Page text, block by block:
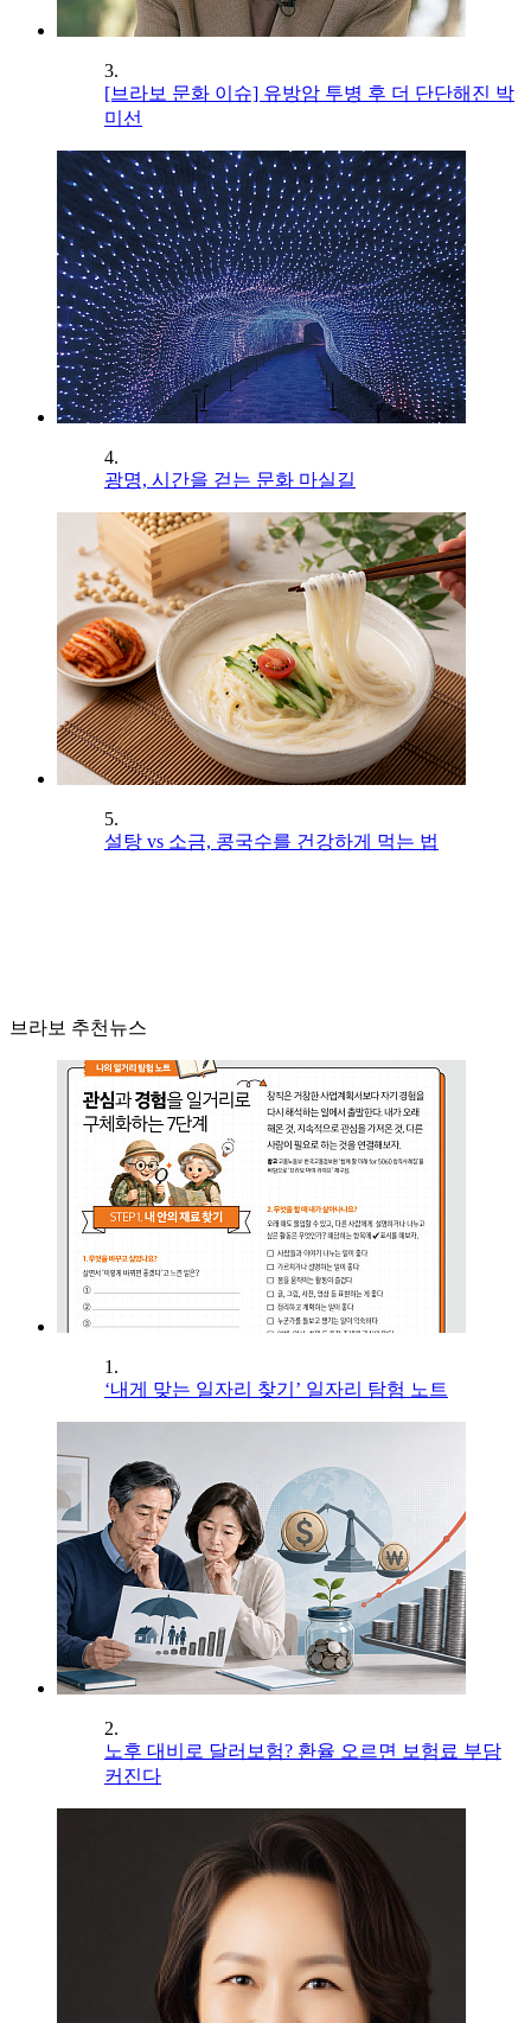
3.
[브라보 문화 이슈] 유방암 투병 후 더 단단해진 박
미선
4.
광명, 시간을 걷는 문화 마실길
5.
설탕 vs 소금, 콩국수를 건강하게 먹는 법
브라보 추천뉴스
1.
‘내게 맞는 일자리 찾기’ 일자리 탐험 노트
2.
노후 대비로 달러보험? 환율 오르면 보험료 부담
커진다